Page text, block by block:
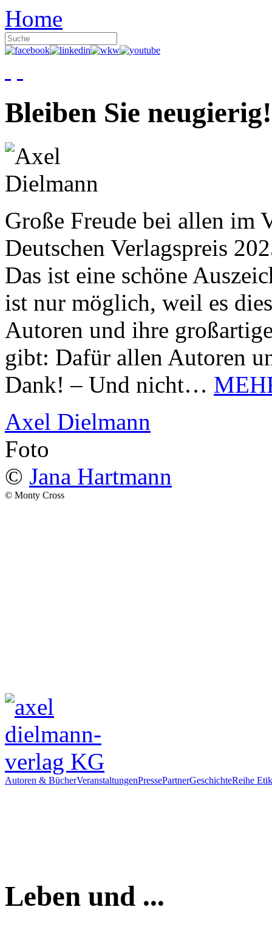
Home
Bleiben Sie neugierig!
Große Freude bei allen im
Deutschen Verlagspreis
Das ist eine schöne
ist nur möglich, weil es
Autoren und ihre
gibt: Dafür allen Autoren
Dank! – Und nicht…
Axel Dielmann
Foto
© Jana Hartmann
© Monty Cross
Autoren & BücherVeranstaltungenPressePartnerGeschichteReihe
Leben und ...